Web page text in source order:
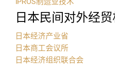
日本民间对外经
日本经济产业省
日本商工会议所
日本经济组织联合会